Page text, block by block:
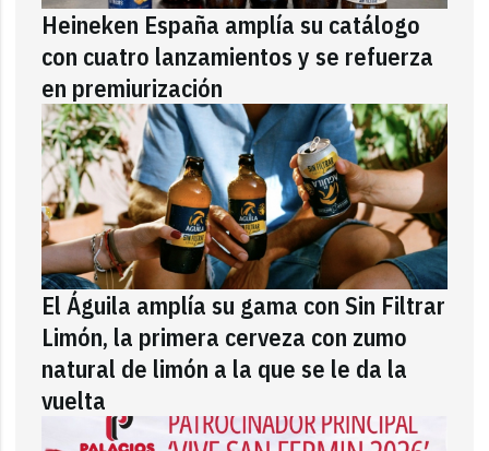
Heineken España amplía su catálogo
con cuatro lanzamientos y se refuerza
en premiurización
El Águila amplía su gama con Sin Filtrar
Limón, la primera cerveza con zumo
natural de limón a la que se le da la
vuelta